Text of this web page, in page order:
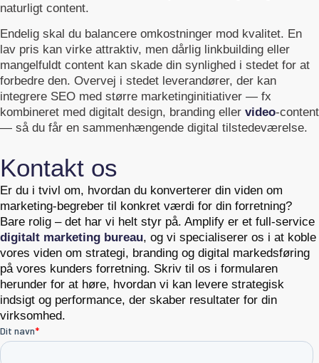
naturligt content.
Endelig skal du balancere omkostninger mod kvalitet. En
lav pris kan virke attraktiv, men dårlig linkbuilding eller
mangelfuldt content kan skade din synlighed i stedet for at
forbedre den. Overvej i stedet leverandører, der kan
integrere SEO med større marketinginitiativer — fx
kombineret med digitalt design, branding eller video‑content
— så du får en sammenhængende digital tilstedeværelse.
Kontakt os
Er du i tvivl om, hvordan du konverterer din viden om
marketing-begreber til konkret værdi for din forretning?
Bare rolig – det har vi helt styr på. Amplify er et full-service
digitalt marketing bureau, og vi specialiserer os i at koble
vores viden om strategi, branding og digital markedsføring
på vores kunders forretning. Skriv til os i formularen
herunder for at høre, hvordan vi kan levere strategisk
indsigt og performance, der skaber resultater for din
virksomhed.